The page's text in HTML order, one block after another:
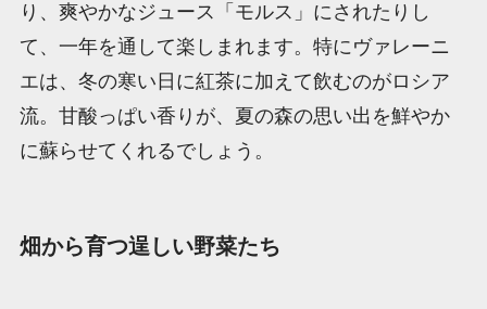
り、爽やかなジュース「モルス」にされたりし
て、一年を通して楽しまれます。特にヴァレーニ
エは、冬の寒い日に紅茶に加えて飲むのがロシア
流。甘酸っぱい香りが、夏の森の思い出を鮮やか
に蘇らせてくれるでしょう。
畑から育つ逞しい野菜たち